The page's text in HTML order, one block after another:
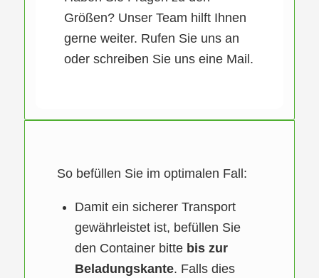
Größen? Unser Team hilft Ihnen
gerne weiter. Rufen Sie uns an
oder schreiben Sie uns eine Mail.
So befüllen Sie im optimalen Fall:
Damit ein sicherer Transport
gewährleistet ist, befüllen Sie
den Container bitte bis zur
Beladungskante. Falls dies